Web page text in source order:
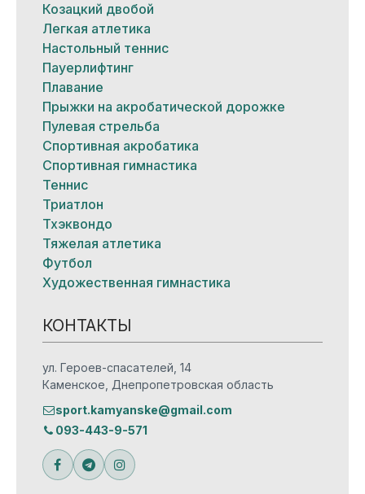
Козацкий двобой
Легкая атлетика
Настольный теннис
Пауерлифтинг
Плавание
Прыжки на акробатической дорожке
Пулевая стрельба
Спортивная акробатика
Спортивная гимнастика
Теннис
Триатлон
Тхэквондо
Тяжелая атлетика
Футбол
Художественная гимнастика
КОНТАКТЫ
ул. Героев-спасателей, 14
Каменское, Днепропетровская область
sport.kamyanske@gmail.com
093-443-9-571